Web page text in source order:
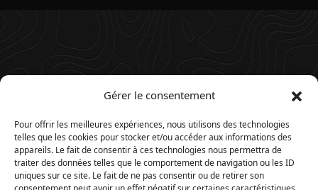
Gérer le consentement
Pour offrir les meilleures expériences, nous utilisons des technologies
telles que les cookies pour stocker et/ou accéder aux informations des
appareils. Le fait de consentir à ces technologies nous permettra de
traiter des données telles que le comportement de navigation ou les ID
uniques sur ce site. Le fait de ne pas consentir ou de retirer son